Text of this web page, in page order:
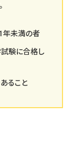
年未満の者
験に合格し
ること